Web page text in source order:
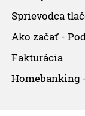
Sprievodca
Ako začať -
Fakturácia
Homebanking